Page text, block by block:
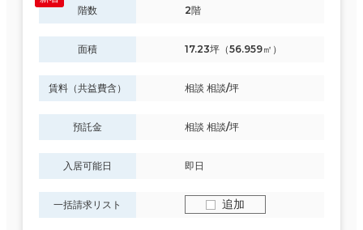
階数 2階
面積 17.23坪（56.959㎡）
賃料（共益費含） 相談 相談/坪
預託金 相談 相談/坪
入居可能日 即日
一括請求リスト 追加